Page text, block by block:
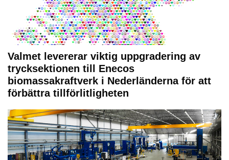
Valmet levererar viktig uppgradering av
trycksektionen till Enecos
biomassakraftverk i Nederländerna för att
förbättra tillförlitligheten